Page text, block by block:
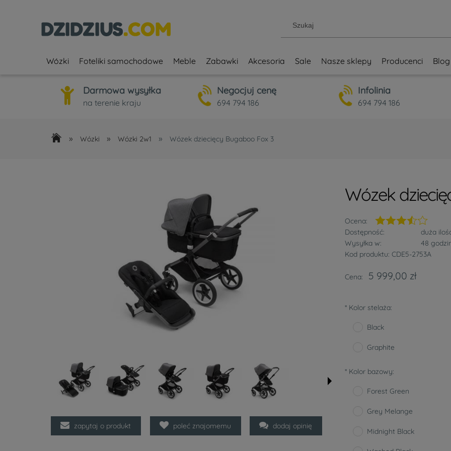
Wózki Foteliki samochodowe Meble Zabawki Akcesoria Sale Nasze sklepy Producenci Blog
Darmowa wysyłka
na terenie kraju
Negocjuj cenę
694 794 186
Infolinia
694 794 186
» Wózki » Wózki 2w1 » Wózek dziecięcy Bugaboo Fox 3
zapytaj o produkt poleć znajomemu dodaj opinię
Wózek
Ocena:
Dostępność:
duża
Wysyłka w:
48
Kod produktu: CDE5-2753A
Cena: 5 999,00 zł
*Kolor stelaża:
Black
Graphite
*Kolor bazowy:
Forest Green
Grey Melange
Midnight Black